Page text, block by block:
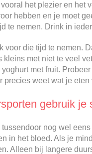
het plezier en het
hebben en je moet
te nemen. Drink in
voor die tijd te nemen.
kleins met niet te veel
met fruit.
precies weet wat je eten
gebruik je
nog wel
in het bloed. Als je
Alleen bij langere